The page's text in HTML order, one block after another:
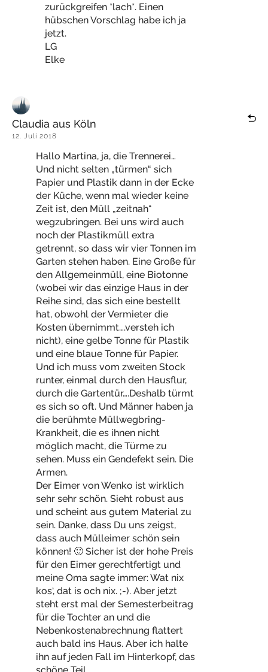
zurückgreifen *lach*. Einen
hübschen Vorschlag habe ich ja
jetzt.
LG
Elke
Claudia aus Köln
12. Juli 2018
Hallo Martina, ja, die Trennerei…
Und nicht selten „türmen“ sich
Papier und Plastik dann in der Ecke
der Küche, wenn mal wieder keine
Zeit ist, den Müll „zeitnah“
wegzubringen. Bei uns wird auch
noch der Plastikmüll extra
getrennt, so dass wir vier Tonnen im
Garten stehen haben. Eine Große für
den Allgemeinmüll, eine Biotonne
(wobei wir das einzige Haus in der
Reihe sind, das sich eine bestellt
hat, obwohl der Vermieter die
Kosten übernimmt….versteh ich
nicht), eine gelbe Tonne für Plastik
und eine blaue Tonne für Papier.
Und ich muss vom zweiten Stock
runter, einmal durch den Hausflur,
durch die Gartentür….Deshalb türmt
es sich so oft. Und Männer haben ja
die berühmte Müllwegbring-
Krankheit, die es ihnen nicht
möglich macht, die Türme zu
sehen. Muss ein Gendefekt sein. Die
Armen.
Der Eimer von Wenko ist wirklich
sehr sehr schön. Sieht robust aus
und scheint aus gutem Material zu
sein. Danke, dass Du uns zeigst,
dass auch Mülleimer schön sein
können! 🙂 Sicher ist der hohe Preis
für den Eimer gerechtfertigt und
meine Oma sagte immer: Wat nix
kos‘, dat is och nix. ;-). Aber jetzt
steht erst mal der Semesterbeitrag
für die Tochter an und die
Nebenkostenabrechnung flattert
auch bald ins Haus. Aber ich halte
ihn auf jeden Fall im Hinterkopf, das